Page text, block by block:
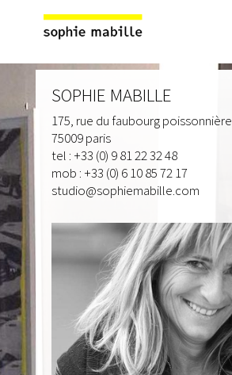
SOPHIE MABILLE
175, rue du faubourg poissonnière
75009 paris
tel : +33 (0) 9 81 22 32 48
mob : +33 (0) 6 10 85 72 17
studio@sophiemabille.com